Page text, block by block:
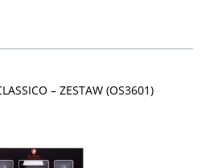
– ZESTAW (OS3601)